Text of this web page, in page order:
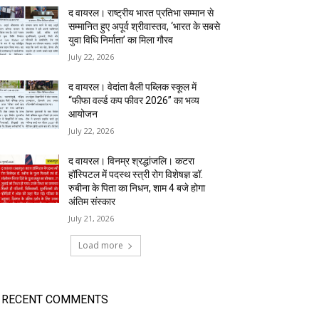
द वायरल। राष्ट्रीय भारत प्रतिभा सम्मान से
सम्मानित हुए अपूर्व श्रीवास्तव, ‘भारत के सबसे
युवा विधि निर्माता’ का मिला गौरव
July 22, 2026
द वायरल। वेदांता वैली पब्लिक स्कूल में
“फीफा वर्ल्ड कप फीवर 2026” का भव्य
आयोजन
July 22, 2026
द वायरल। विनम्र श्रद्धांजलि। कटरा
हॉस्पिटल में पदस्थ स्त्री रोग विशेषज्ञ डॉ.
रुबीना के पिता का निधन, शाम 4 बजे होगा
अंतिम संस्कार
July 21, 2026
Load more
RECENT COMMENTS